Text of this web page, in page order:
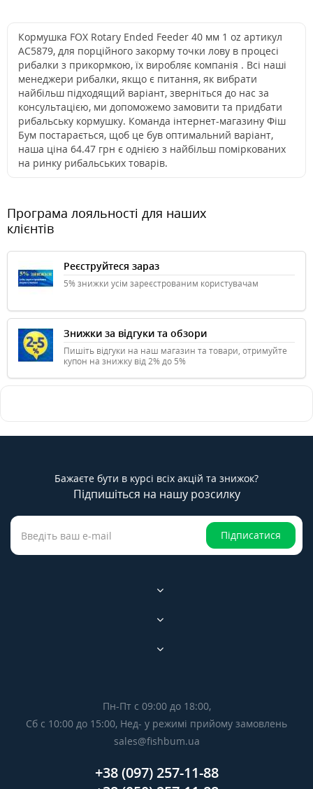
Кормушка FOX Rotary Ended Feeder 40 мм 1 oz артикул
AC5879, для порційного закорму точки лову в процесі
рибалки з прикормкою, їх виробляє компанія . Всі наші
менеджери рибалки, якщо є питання, як вибрати
найбільш підходящий варіант, зверніться до нас за
консультацією, ми допоможемо замовити та придбати
рибальську кормушку. Команда інтернет-магазину Фіш
Бум постарається, щоб це був оптимальний варіант,
наша ціна 64.47 грн є однією з найбільш поміркованих
на ринку рибальських товарів.
Програма лояльності для наших
клієнтів
Реєструйтеся зараз
5% знижки усім зареєстрованим користувачам
Знижки за відгуки та обзори
Пишіть відгуки на наш магазин та товари, отримуйте
купон на знижку від 2% до 5%
Бажаєте бути в курсі всіх акцій та знижок?
Підпишіться на нашу розсилку
Підписатися
Пн-Пт с 09:00 до 18:00,
Сб с 10:00 до 15:00, Нед- у режимі прийому замовлень
sales@fishbum.ua
+38 (097) 257-11-88